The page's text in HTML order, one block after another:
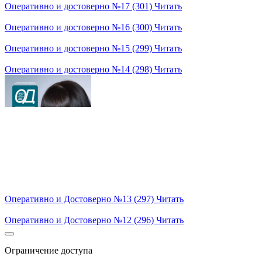
Оперативно и достоверно №17 (301) Читать
Оперативно и достоверно №16 (300) Читать
Оперативно и достоверно №15 (299) Читать
Оперативно и достоверно №14 (298) Читать
Оперативно и Достоверно №13 (297) Читать
Оперативно и Достоверно №12 (296) Читать
Ограничение доступа